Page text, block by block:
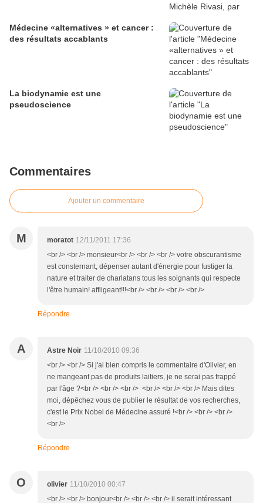
Médecine «alternatives » et cancer :
des résultats accablants
La biodynamie est une
pseudoscience
Commentaires
Ajouter un commentaire
M moratot 12/11/2011 17:36
<br /> <br /> monsieur<br /> <br /> <br /> votre obscurantisme
est consternant, dépenser autant d'énergie pour fustiger la
nature et traiter de charlatans tous les soignants qui respecte
l'être humain! affligeant!!!<br /> <br /> <br /> <br />
Répondre
A Astre Noir 11/10/2010 09:36
<br /> <br /> Si j'ai bien compris le commentaire d'Olivier, en
ne mangeant pas de produits laitiers, je ne serai pas frappé
par l'âge ?<br /> <br /> <br /> <br /> <br /> <br /> Mais dites
moi, dépêchez vous de publier le résultat de vos recherches,
c'est le Prix Nobel de Médecine assuré !<br /> <br /> <br />
<br />
Répondre
O olivier 11/10/2010 00:47
<br /> <br /> bonjour<br /> <br /> <br /> il serait intéressant